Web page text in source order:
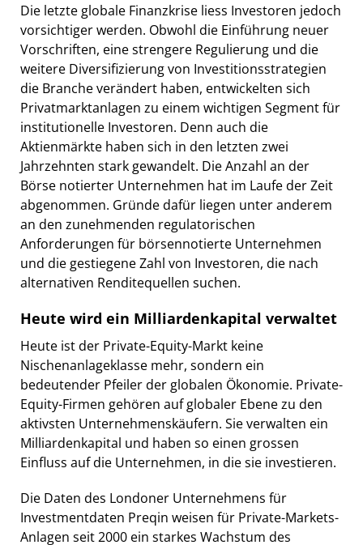
Die letzte globale Finanzkrise liess Investoren jedoch
vorsichtiger werden. Obwohl die Einführung neuer
Vorschriften, eine strengere Regulierung und die
weitere Diversifizierung von Investitionsstrategien
die Branche verändert haben, entwickelten sich
Privatmarktanlagen zu einem wichtigen Segment für
institutionelle Investoren. Denn auch die
Aktienmärkte haben sich in den letzten zwei
Jahrzehnten stark gewandelt. Die Anzahl an der
Börse notierter Unternehmen hat im Laufe der Zeit
abgenommen. Gründe dafür liegen unter anderem
an den zunehmenden regulatorischen
Anforderungen für börsennotierte Unternehmen
und die gestiegene Zahl von Investoren, die nach
alternativen Renditequellen suchen.
Heute wird ein Milliardenkapital verwaltet
Heute ist der Private-Equity-Markt keine
Nischenanlageklasse mehr, sondern ein
bedeutender Pfeiler der globalen Ökonomie. Private-
Equity-Firmen gehören auf globaler Ebene zu den
aktivsten Unternehmenskäufern. Sie verwalten ein
Milliardenkapital und haben so einen grossen
Einfluss auf die Unternehmen, in die sie investieren.
Die Daten des Londoner Unternehmens für
Investmentdaten Preqin weisen für Private-Markets-
Anlagen seit 2000 ein starkes Wachstum des